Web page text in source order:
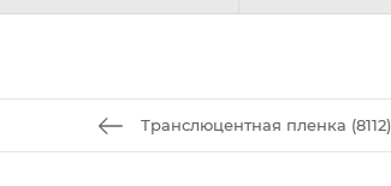
Транслюцентная пленка (8112)